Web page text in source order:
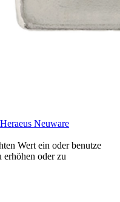
Neuware
Wert ein oder benutze
oder zu